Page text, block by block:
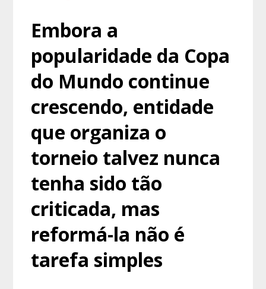
Embora a
popularidade da Copa
do Mundo continue
crescendo, entidade
que organiza o
torneio talvez nunca
tenha sido tão
criticada, mas
reformá-la não é
tarefa simples